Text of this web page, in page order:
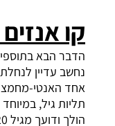
אנזיםQ10
עדיין לנחלת הכל אך
האנטי-מחמצנים
גיל, במיוחד מחלות
הולך ודועך